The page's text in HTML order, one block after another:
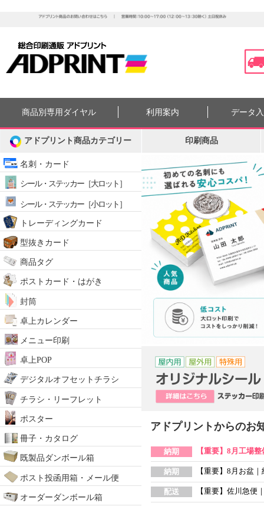
運営サイトからのお知らせ 【重要】佐川急便｜熊本地震に伴う集配への影
商品別専用ダイヤル 利用案内 データ
アドプリント商品カテゴリー
名刺・カード
シール・ステッカー［大ロット］
シール・ステッカー［小ロット］
トレーディングカード
型抜きカード
商品タグ
ポストカード・はがき
封筒
卓上カレンダー
メニュー印刷
卓上POP
デジタルオフセットチラシ
チラシ・リーフレット
ポスター
冊子・カタログ
既製品ダンボール箱
ポスト投函用箱・メール便
オーダーダンボール箱
印刷商品
アドプリントからのお
納期 【重要】8月工場
納期 【重要】8月お盆
配送 【重要】佐川急便